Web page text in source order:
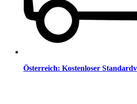
Österreich: Kostenloser